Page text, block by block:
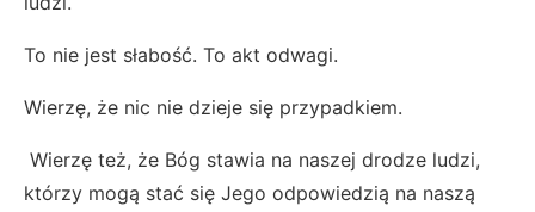
To nie jest słabość. To akt odwagi.
Wierzę, że nic nie dzieje się przypadkiem.
Wierzę też, że Bóg stawia na naszej drodze ludzi,
którzy mogą stać się Jego odpowiedzią na naszą